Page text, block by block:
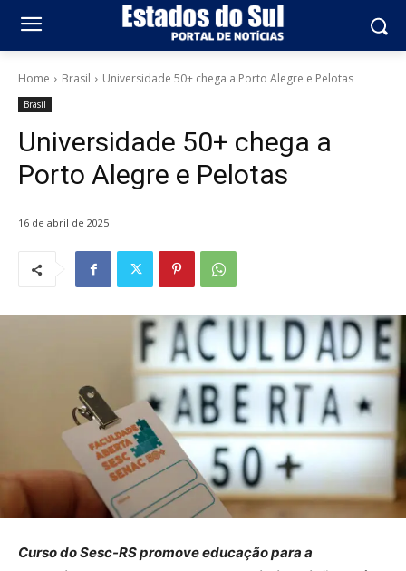
Home Brasil Universidade 50+ chega a Porto Alegre e Pelotas
Brasil
Universidade 50+ chega a
Porto Alegre e Pelotas
16 de abril de 2025
Curso do Sesc-RS promove educação para a